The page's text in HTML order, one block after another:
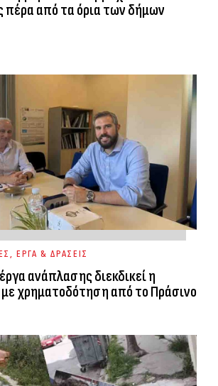
πέρα από τα όρια των δήμων
, ΕΡΓΑ & ΔΡΑΣΕΙΣ
ανάπλασης διεκδικεί η
χρηματοδότηση από το Πράσινο